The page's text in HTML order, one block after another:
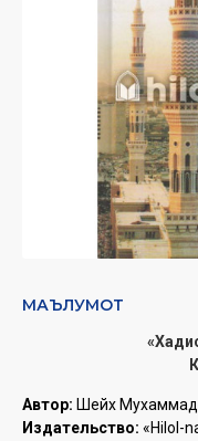
МАЪЛУМОТ
Автор: Шейх
Издательство: «Hilol-